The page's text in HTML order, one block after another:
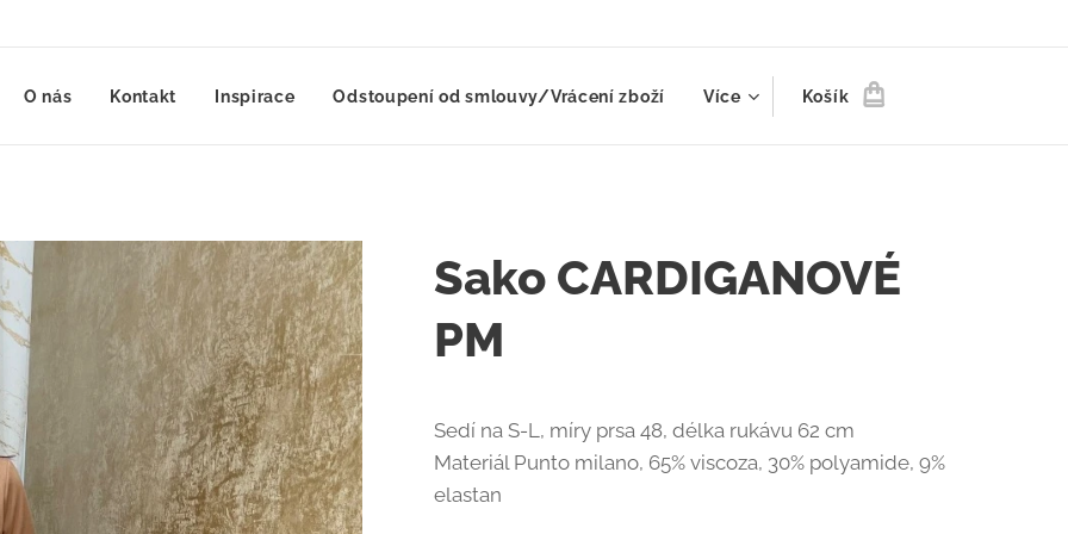
O nás Kontakt Inspirace Odstoupení od smlouvy/Vrácení zboží Více Košík
Sako CARDIGANOVÉ
PM
Sedí na S-L, míry prsa 48, délka rukávu 62 cm
Materiál Punto milano, 65% viscoza, 30% polyamide, 9%
elastan